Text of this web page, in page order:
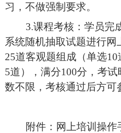
习，不做强制要求。
3.课程考核：学员完
系统随机抽取试题进行网
25道客观题组成（单选
5道），满分100分，考
数不限，考核通过后方可
附件：网上培训操作